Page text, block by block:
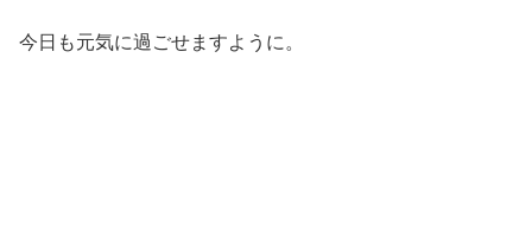
今日も元気に過ごせますように。